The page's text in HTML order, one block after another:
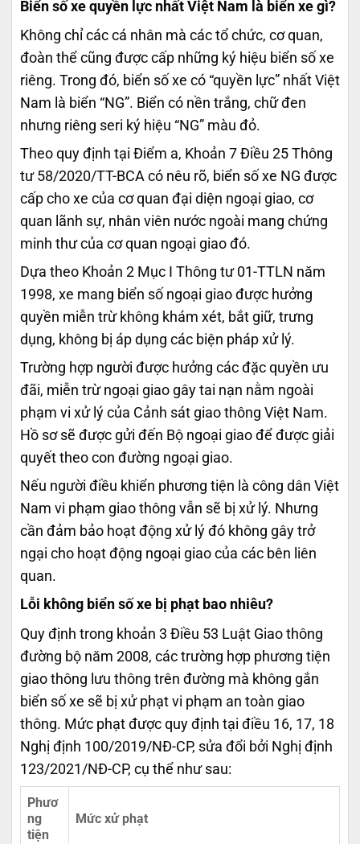
Biển số xe quyền lực nhất Việt Nam là biển xe gì?
Không chỉ các cá nhân mà các tổ chức, cơ quan,
đoàn thể cũng được cấp những ký hiệu biển số xe
riêng. Trong đó, biển số xe có “quyền lực” nhất Việt
Nam là biển “NG”. Biển có nền trắng, chữ đen
nhưng riêng seri ký hiệu “NG” màu đỏ.
Theo quy định tại Điểm a, Khoản 7 Điều 25 Thông
tư 58/2020/TT-BCA có nêu rõ, biển số xe NG được
cấp cho xe của cơ quan đại diện ngoại giao, cơ
quan lãnh sự, nhân viên nước ngoài mang chứng
minh thư của cơ quan ngoại giao đó.
Dựa theo Khoản 2 Mục I Thông tư 01-TTLN năm
1998, xe mang biển số ngoại giao được hưởng
quyền miễn trừ không khám xét, bắt giữ, trưng
dụng, không bị áp dụng các biện pháp xử lý.
Trường hợp người được hưởng các đặc quyền ưu
đãi, miễn trừ ngoại giao gây tai nạn nằm ngoài
phạm vi xử lý của Cảnh sát giao thông Việt Nam.
Hồ sơ sẽ được gửi đến Bộ ngoại giao để được giải
quyết theo con đường ngoại giao.
Nếu người điều khiển phương tiện là công dân Việt
Nam vi phạm giao thông vẫn sẽ bị xử lý. Nhưng
cần đảm bảo hoạt động xử lý đó không gây trở
ngại cho hoạt động ngoại giao của các bên liên
quan.
Lỗi không biển số xe bị phạt bao nhiêu?
Quy định trong khoản 3 Điều 53 Luật Giao thông
đường bộ năm 2008, các trường hợp phương tiện
giao thông lưu thông trên đường mà không gắn
biển số xe sẽ bị xử phạt vi phạm an toàn giao
thông. Mức phạt được quy định tại điều 16, 17, 18
Nghị định 100/2019/NĐ-CP, sửa đổi bởi Nghị định
123/2021/NĐ-CP, cụ thể như sau:
Phươ
ng
tiện
Mức xử phạt